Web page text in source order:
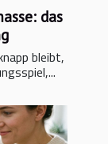
das
bleibt,